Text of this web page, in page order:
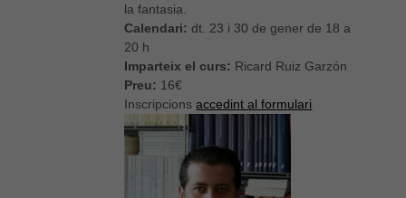
la fantasia.
Calendari: dt. 23 i 30 de gener de 18 a
20 h
Imparteix el curs: Ricard Ruiz Garzón
Preu: 16€
Inscripcionsaccedint al formulari